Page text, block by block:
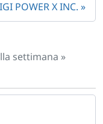
POWER X INC.
settimana »